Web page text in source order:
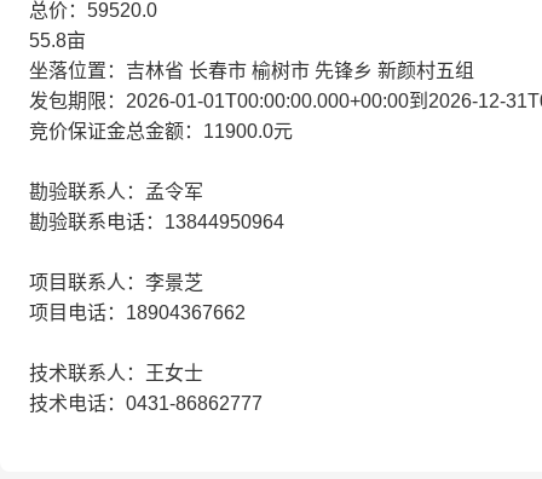
总价：59520.0
55.8亩
坐落位置：吉林省 长春市 榆树市 先锋乡 新颜村五组
发包期限：2026-01-01T00:00:00.000+00:00到2026-12-
竞价保证金总金额：11900.0元
勘验联系人：孟令军
勘验联系电话：13844950964
项目联系人：李景芝
项目电话：18904367662
技术联系人：王女士
技术电话：0431-86862777